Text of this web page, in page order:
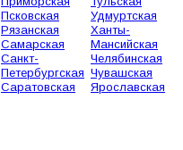
Псковская
Рязанская
Самарская
Санкт-
Петербургская
Саратовская
Удмуртская
Ханты-
Мансийская
Челябинская
Чувашская
Ярославская